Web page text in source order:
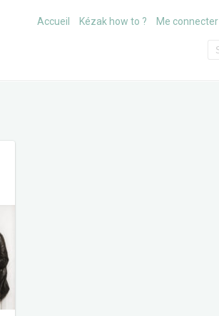
Accueil Kézak how to ? Me connecter